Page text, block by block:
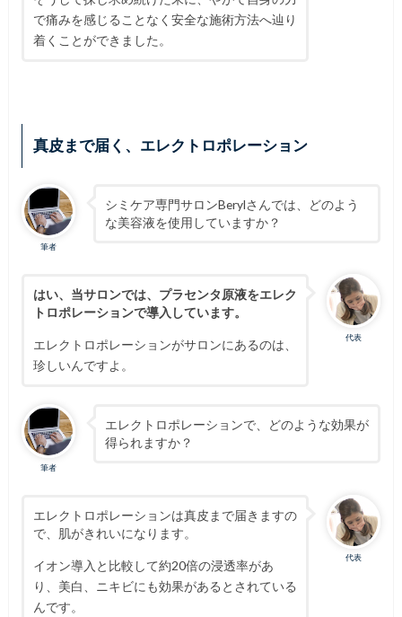
で痛みを感じることなく安全な施術方法へ辿り
着くことができました。
真皮まで届く、エレクトロポレーション
筆者
シミケア専門サロンBerylさんでは、どのよう
な美容液を使用していますか？
代表
はい、当サロンでは、プラセンタ原液をエレク
トロポレーションで導入しています。
エレクトロポレーションがサロンにあるのは、
珍しいんですよ。
筆者
エレクトロポレーションで、どのような効果が
得られますか？
代表
エレクトロポレーションは真皮まで届きますの
で、肌がきれいになります。
イオン導入と比較して約20倍の浸透率があ
り、美白、ニキビにも効果があるとされている
んです。